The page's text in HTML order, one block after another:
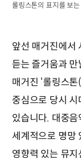
롤링스톤의 표지를 보
앞선 매거진에서
듣는 즐거움과
매거진 ‘롤링스
중심으로 당시
있습니다. 대중
세계적으로 명망
영향력 있는 뮤